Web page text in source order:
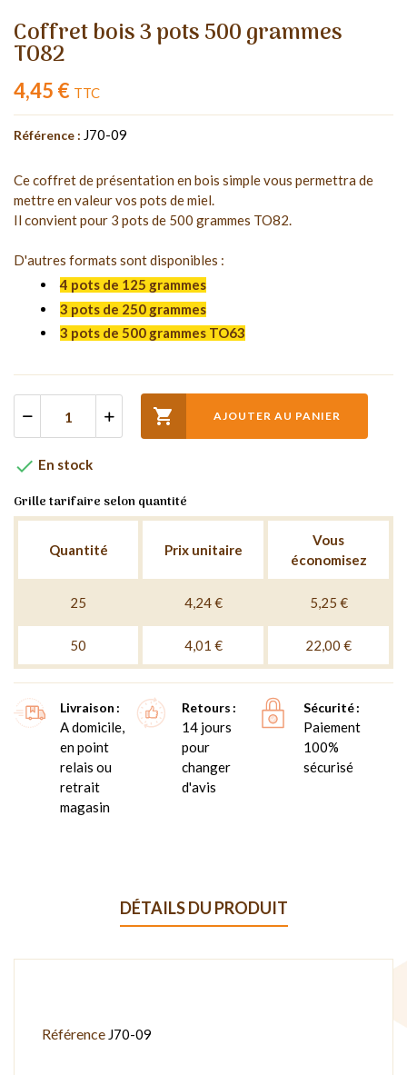
Coffret bois 3 pots 500 grammes
TO82
4,45 € TTC
Référence : J70-09
Ce coffret de présentation en bois simple vous permettra de
mettre en valeur vos pots de miel.
Il convient pour 3 pots de 500 grammes TO82.
D'autres formats sont disponibles :
4 pots de 125 grammes
3 pots de 250 grammes
3 pots de 500 grammes TO63
 AJOUTER AU PANIER
 En stock
Grille tarifaire selon quantité
Quantité Prix unitaire
Vous
économisez
25 4,24 € 5,25 €
50 4,01 € 22,00 €
Livraison
A domicile,
en point
relais ou
retrait
magasin
Retours
14 jours
pour
changer
d'avis
Sécurité
Paiement
100%
sécurisé
DÉTAILS DU PRODUIT
Référence J70-09